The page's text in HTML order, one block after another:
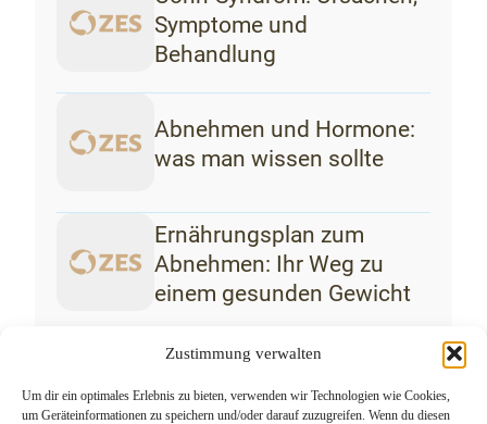
Zustimmung verwalten
Um dir ein optimales Erlebnis zu bieten, verwenden wir Technologien wie Cookies,
um Geräteinformationen zu speichern und/oder darauf zuzugreifen. Wenn du diesen
Symptome und
Behandlung
Abnehmen und Hormone:
was man wissen sollte
Ernährungsplan zum
Abnehmen: Ihr Weg zu
einem gesunden Gewicht